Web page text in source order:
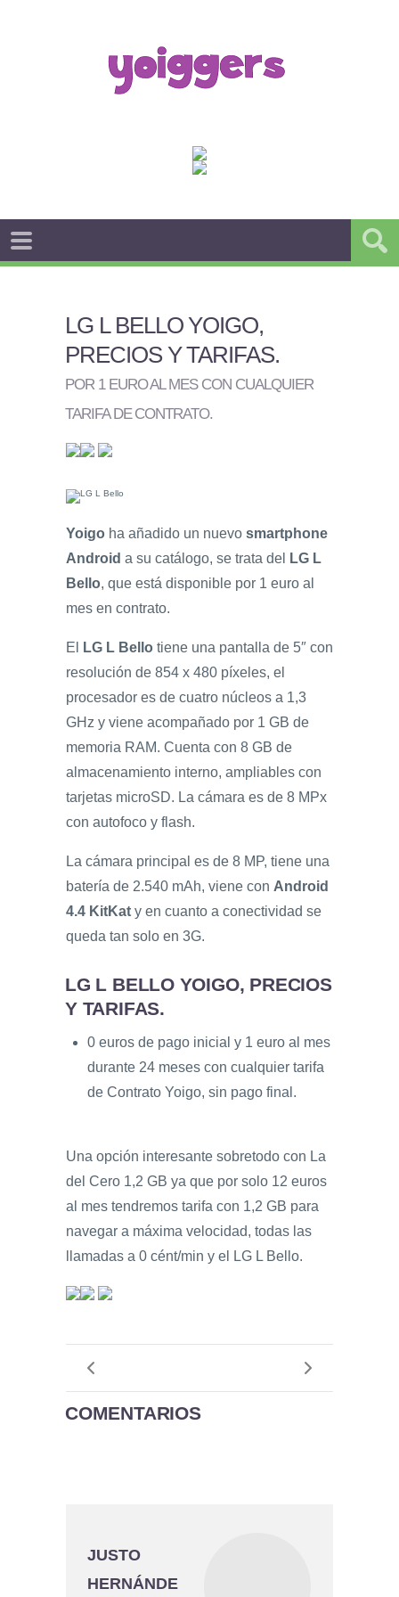
LG L BELLO YOIGO,
PRECIOS Y TARIFAS.
POR 1 EURO AL MES CON CUALQUIER
TARIFA DE CONTRATO.
Yoigo ha añadido un nuevo smartphone
Android a su catálogo, se trata del
LG L
Bello, que está disponible por 1 euro al
mes en contrato.
El LG L Bello tiene una pantalla de 5″ con
resolución de 854 x 480 píxeles, el
procesador es de cuatro núcleos a 1,3
GHz y viene acompañado por 1 GB de
memoria RAM. Cuenta con 8 GB de
almacenamiento interno, ampliables con
tarjetas microSD. La cámara es de 8 MPx
con autofoco y flash.
La cámara principal es de 8 MP, tiene una
batería de 2.540 mAh, viene con Android
4.4 KitKat y en cuanto a conectividad se
queda tan solo en 3G.
LG L BELLO YOIGO, PRECIOS
Y TARIFAS.
0 euros de pago inicial y 1 euro al mes
durante 24 meses con cualquier tarifa
de Contrato Yoigo, sin pago final.
Una opción interesante sobretodo con La
del Cero 1,2 GB ya que por solo 12 euros
al mes tendremos tarifa con 1,2 GB para
navegar a máxima velocidad, todas las
llamadas a 0 cént/min y el LG L Bello.
COMENTARIOS
JUSTO
HERNÁNDE